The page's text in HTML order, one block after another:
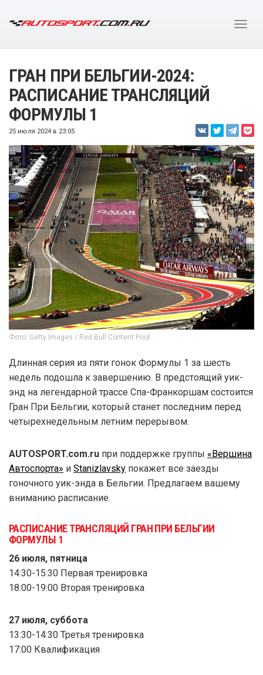
ГРАН ПРИ БЕЛЬГИИ-2024:
РАСПИСАНИЕ ТРАНСЛЯЦИЙ
ФОРМУЛЫ 1
25 июля 2024 в 23:05
Фото: Getty Images / Red Bull Content Pool
Длинная серия из пяти гонок Формулы 1 за шесть
недель подошла к завершению. В предстоящий уик-
энд на легендарной трассе Спа-Франкоршам состоится
Гран При Бельгии, который станет последним перед
четырехнедельным летним перерывом.
AUTOSPORT.com.ru при поддержке группы «Вершина
Автоспорта» и Stanizlavsky покажет все заезды
гоночного уик-энда в Бельгии. Предлагаем вашему
вниманию расписание.
РАСПИСАНИЕ ТРАНСЛЯЦИЙ ГРАН ПРИ БЕЛЬГИИ
ФОРМУЛЫ 1
26 июля, пятница
14:30-15:30 Первая тренировка
18:00-19:00 Вторая тренировка
27 июля, суббота
13:30-14:30 Третья тренировка
17:00 Квалификация